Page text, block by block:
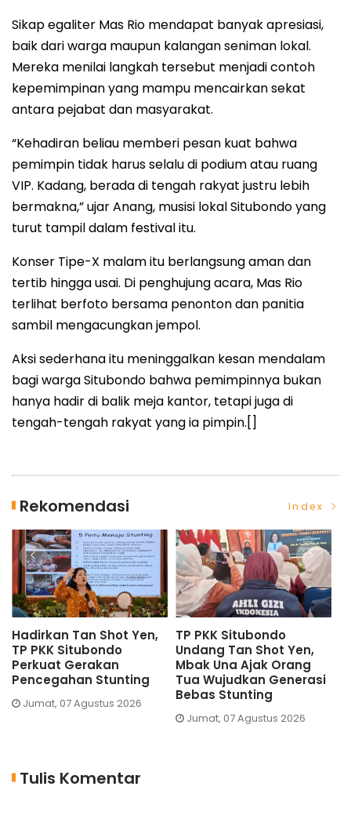
Sikap egaliter Mas Rio mendapat banyak apresiasi,
baik dari warga maupun kalangan seniman lokal.
Mereka menilai langkah tersebut menjadi contoh
kepemimpinan yang mampu mencairkan sekat
antara pejabat dan masyarakat.
“Kehadiran beliau memberi pesan kuat bahwa
pemimpin tidak harus selalu di podium atau ruang
VIP. Kadang, berada di tengah rakyat justru lebih
bermakna,” ujar Anang, musisi lokal Situbondo yang
turut tampil dalam festival itu.
Konser Tipe-X malam itu berlangsung aman dan
tertib hingga usai. Di penghujung acara, Mas Rio
terlihat berfoto bersama penonton dan panitia
sambil mengacungkan jempol.
Aksi sederhana itu meninggalkan kesan mendalam
bagi warga Situbondo bahwa pemimpinnya bukan
hanya hadir di balik meja kantor, tetapi juga di
tengah-tengah rakyat yang ia pimpin.[]
Rekomendasi Index
Hadirkan Tan Shot Yen,
TP PKK Situbondo
Perkuat Gerakan
Pencegahan Stunting
Jumat, 07 Agustus 2026
TP PKK Situbondo
Undang Tan Shot Yen,
Mbak Una Ajak Orang
Tua Wujudkan Generasi
Bebas Stunting
Jumat, 07 Agustus 2026
Tulis Komentar